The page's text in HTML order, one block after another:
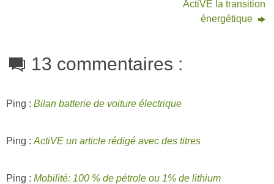
ActiVE la transition
énergétique
13 commentaires :
Ping : Bilan batterie de voiture électrique
Ping : ActiVE un article rédigé avec des titres
Ping : Mobilité: 100 % de pétrole ou 1% de lithium